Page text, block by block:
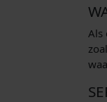
Als